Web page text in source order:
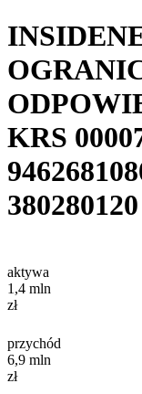
KRS
380280120
aktywa
1,4 mln
zł
przychód
6,9 mln
zł